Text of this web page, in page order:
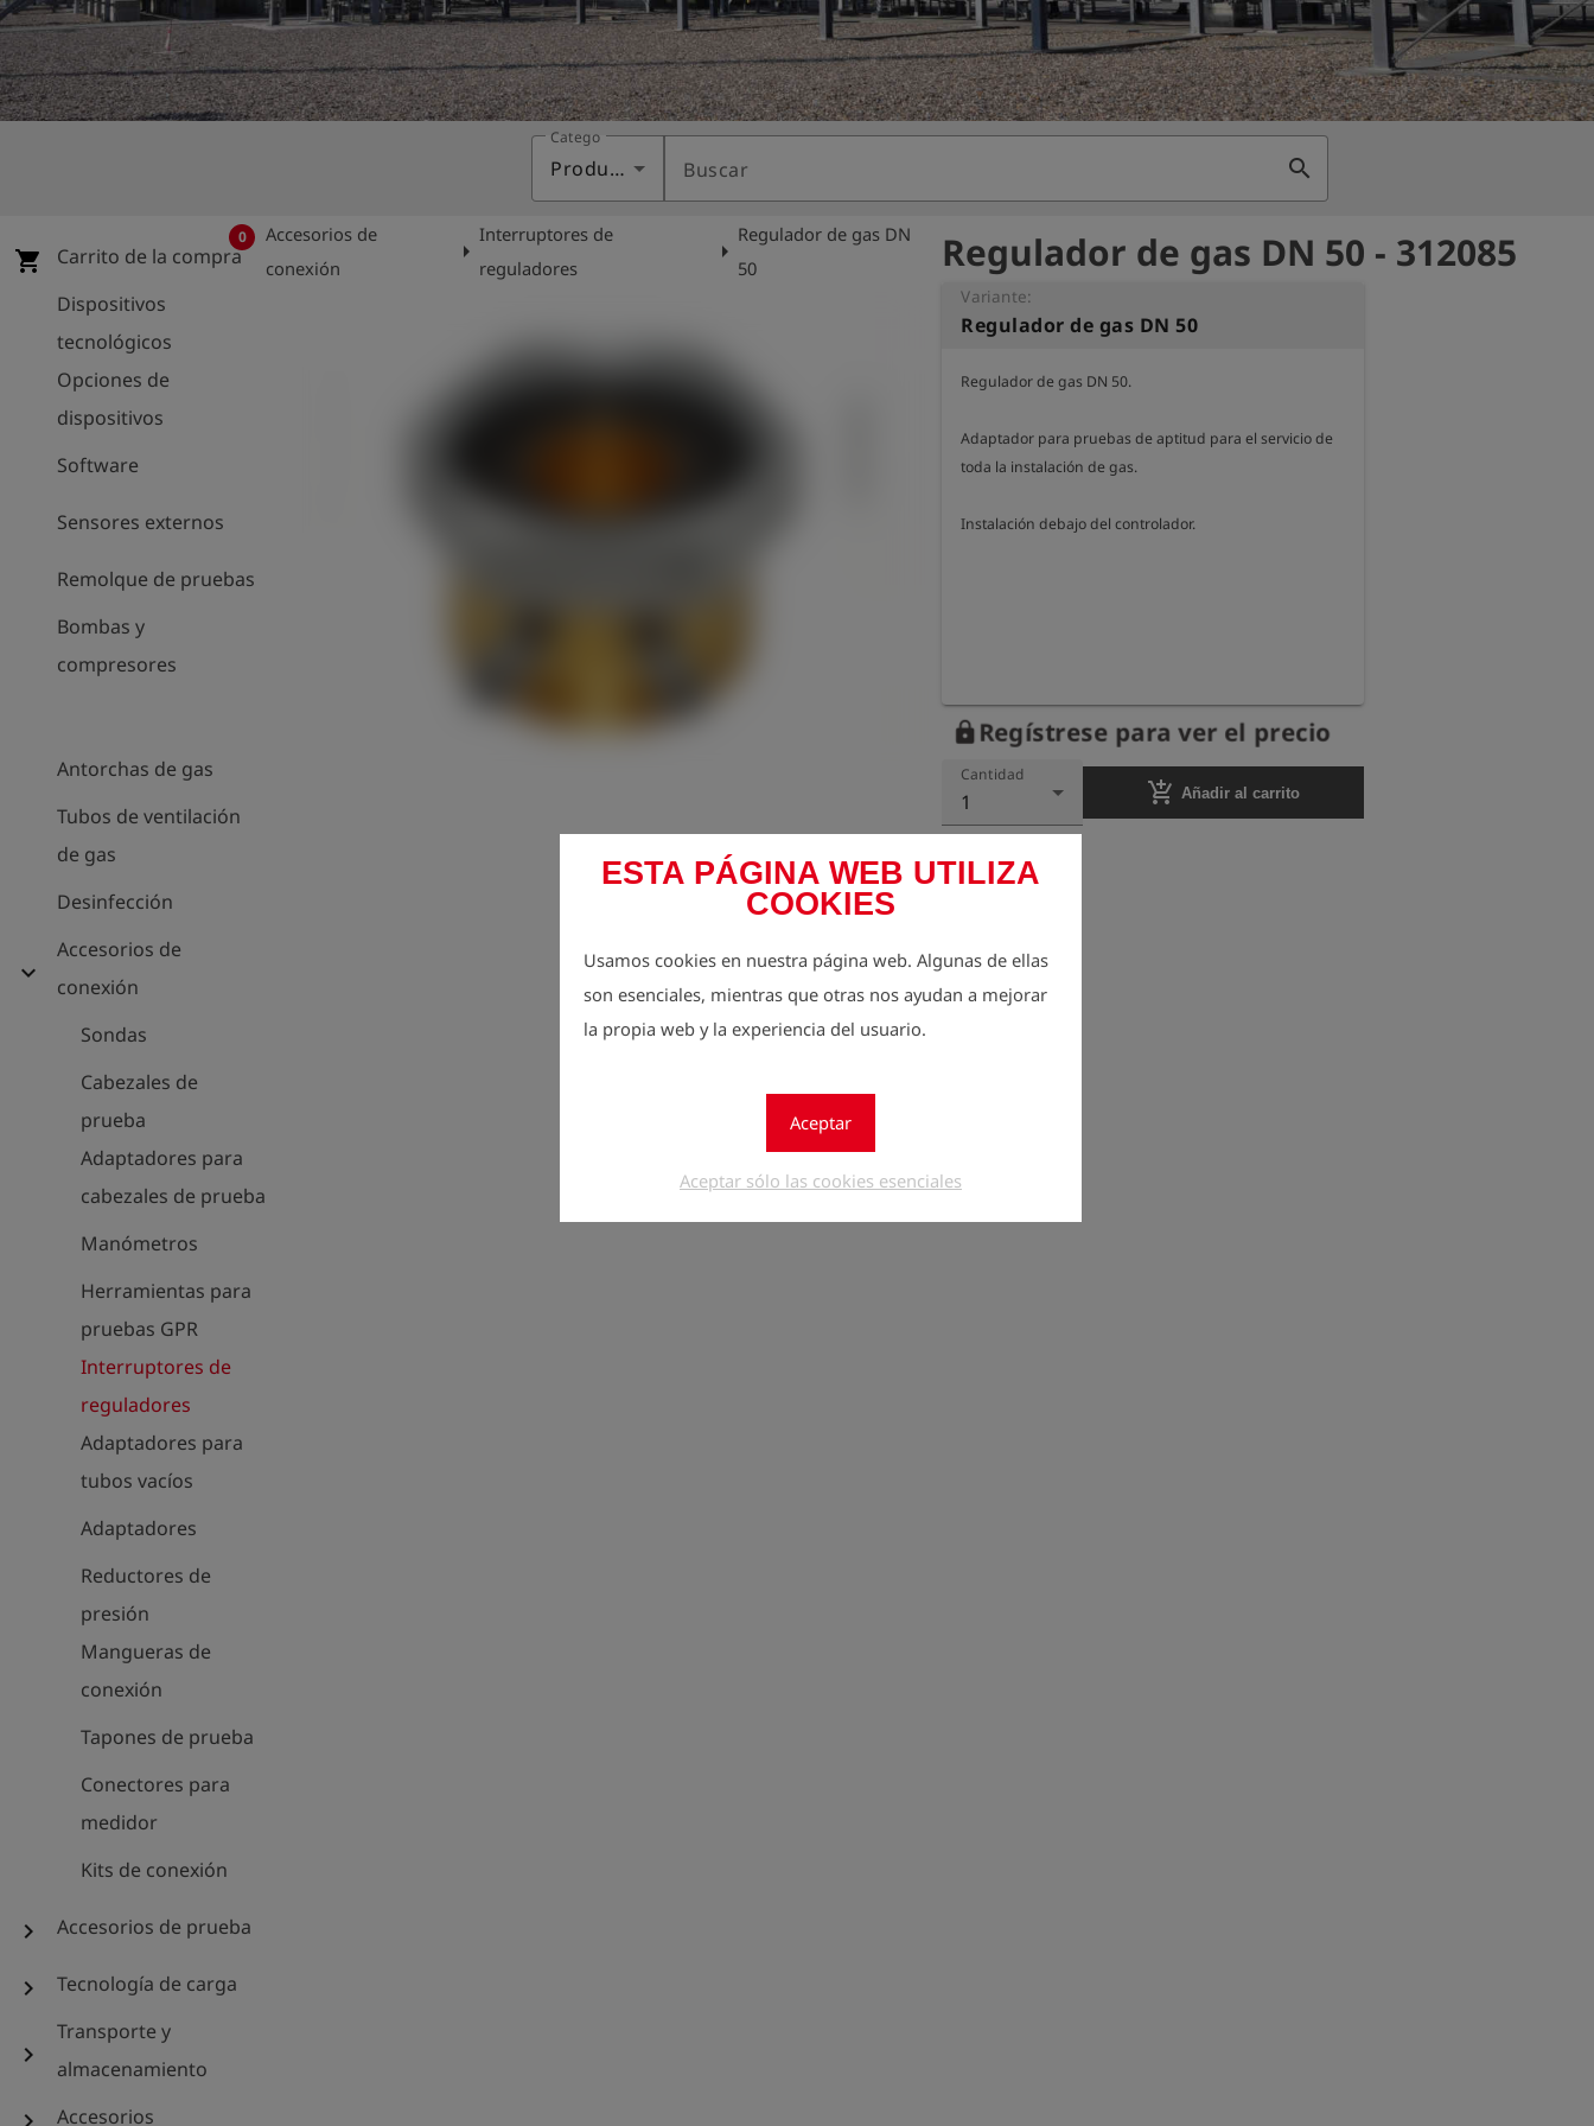
shield Registro
ESTA PÁGINA WEB UTILIZA
COOKIES
Usamos cookies en nuestra página web. Algunas de ellas
son esenciales, mientras que otras nos ayudan a mejorar
la propia web y la experiencia del usuario.
Aceptar
Aceptar sólo las cookies esenciales
Categoría
Productos Buscar search
shopping_cart Carrito de la compra
0
Dispositivos
tecnológicos
Opciones de
dispositivos
Software
Sensores externos
Remolque de pruebas
Bombas y
compresores
Antorchas de gas
Tubos de ventilación
de gas
Desinfección
expand_more
Accesorios de
conexión
Sondas
Cabezales de
prueba
Adaptadores para
cabezales de prueba
Manómetros
Herramientas para
pruebas GPR
Interruptores de
reguladores
Adaptadores para
tubos vacíos
Adaptadores
Reductores de
presión
Mangueras de
conexión
Tapones de prueba
Conectores para
medidor
Kits de conexión
chevron_right Accesorios de prueba
chevron_right Tecnología de carga
chevron_right
Transporte y
almacenamiento
Accesorios
Accesorios de
conexión
arrow_right
Interruptores de
reguladores
arrow_right
Regulador de gas DN
50
Regulador de gas DN 50 - 312085
Variante:
Regulador de gas DN 50
Regulador de gas DN 50.
Adaptador para pruebas de aptitud para el servicio de
toda la instalación de gas.
Instalación debajo del controlador.
lockRegístrese para ver el precio
Cantidad
1 add_shopping_cart Añadir al carrito